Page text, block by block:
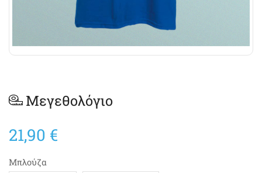
Μεγεθολόγιο
21,90 €
Μπλούζα